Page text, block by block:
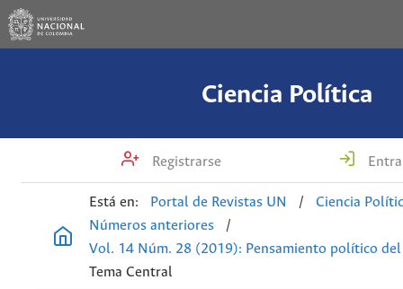
Ciencia Política
Registrarse
Está en: Portal de Revistas UN /
Ciencia
Números anteriores
/
Vol. 14 Núm. 28 (2019): Pensamiento político
Tema Central